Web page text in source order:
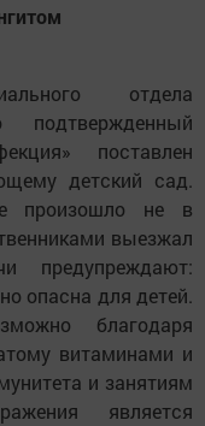
отдела
подтвержденный
поставлен
детский сад.
произошло не в
выезжал
предупреждают:
опасна для детей.
благодаря
витаминами и
и занятиям
является